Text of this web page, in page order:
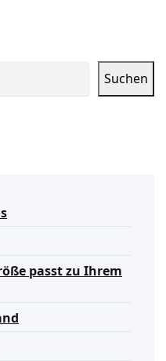
Suchen
passt zu Ihrem